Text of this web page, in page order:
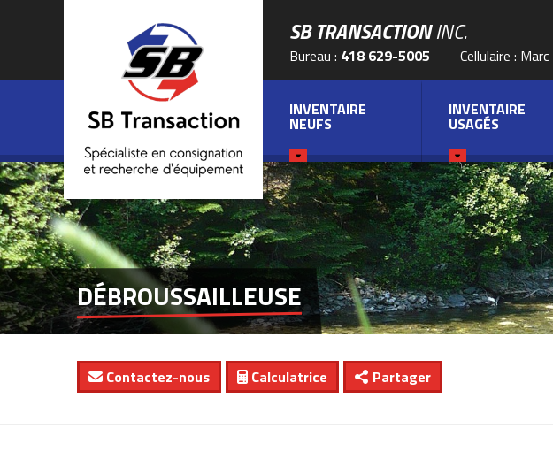
SB TRANSACTIONINC.
Bureau : 418 629-5005 Cellulaire : Marc
INVENTAIRE
NEUFS
INVENTAIRE
USAGÉS
DÉBROUSSAILLEUSE
Contactez-nous Calculatrice Partager